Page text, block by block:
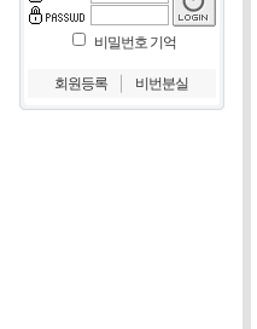
비밀번호 기억
회원등록 비번분실